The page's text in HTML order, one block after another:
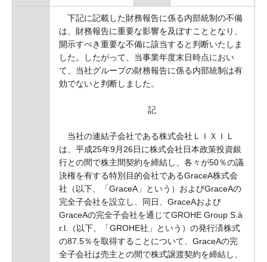
下記に記載した財務報告に係る内部統制の不備
は、財務報告に重要な影響を及ぼすこととなり、
開示すべき重要な不備に該当すると判断いたしま
した。したがって、当事業年度末日時点におい
て、当社グループの財務報告に係る内部統制は有
効でないと判断しました。
記
当社の連結子会社である株式会社ＬＩＸＩＬ
は、平成25年9月26日に株式会社日本政策投資銀
行との間で株主間契約を締結し、各々が50％の議
決権を有する特別目的会社であるGraceA株式会
社（以下、「GraceA」という）およびGraceAの
完全子会社を設立し、同日、GraceAおよび
GraceAの完全子会社を通じてGROHE Group S.à
r.l.（以下、「GROHE社」という）の発行済株式
の87.5％を取得することについて、GraceAの完
全子会社は売主との間で株式譲渡契約を締結し、